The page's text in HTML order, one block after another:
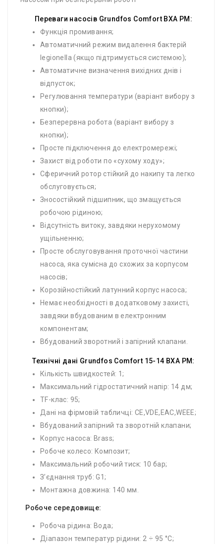
Переваги насосів Grundfos Comfort BXA PM:
Функція промивання;
Автоматичний режим видалення бактерій
legionella (якщо підтримується системою);
Автоматичне визначення вихідних днів і
відпусток;
Регулювання температури (варіант вибору з
кнопки);
Безперервна робота (варіант вибору з
кнопки);
Просте підключення до електромережі;
Захист від роботи по «сухому ходу»;
Сферичний ротор стійкий до накипу та легко
обслуговується;
Зносостійкий підшипник, що змащується
робочою рідиною;
Відсутність витоку, завдяки нерухомому
ущільненню;
Просте обслуговування проточної частини
насоса, яка сумісна до схожих за корпусом
насосів;
Корозійностійкий латунний корпус насоса;
Немає необхідності в додатковому захисті,
завдяки вбудованим в електронним
компонентам;
Вбудований зворотний і запірний клапани.
Технічні дані Grundfos Comfort 15-14 BXA PM:
Кількість швидкостей: 1;
Максимальний гідростатичний напір: 14 дм;
TF-клас: 95;
Дані на фірмовій табличці: CE,VDE,EAC,WEEE;
Вбудований запірний та зворотній клапани;
Корпус насоса: Brass;
Робоче колесо: Композит;
Максимальний робочий тиск: 10 бар;
З’єднання труб: G1;
Монтажна довжина: 140 мм.
Робоче середовище:
Робоча рідина: Вода;
Діапазон температур рідини: 2 ÷ 95 °C;